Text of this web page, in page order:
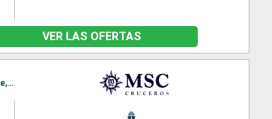
VER LAS OFERTAS
Itinerario : Las Palmas, Santa Cruz de la Palma, Santa Cruz de Tenerife, Puerto del Rosario, Funchal, Arrecife, Las Palmas